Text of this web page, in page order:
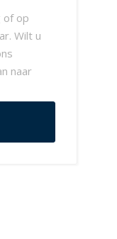
of op
Wilt u
naar